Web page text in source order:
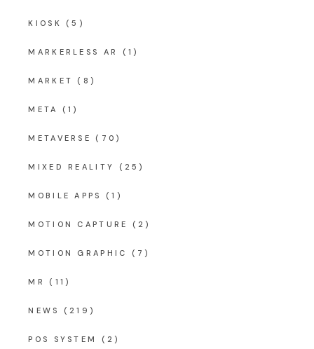
KIOSK (5)
MARKERLESS AR (1)
MARKET (8)
META (1)
METAVERSE (70)
MIXED REALITY (25)
MOBILE APPS (1)
MOTION CAPTURE (2)
MOTION GRAPHIC (7)
MR (11)
NEWS (219)
POS SYSTEM (2)